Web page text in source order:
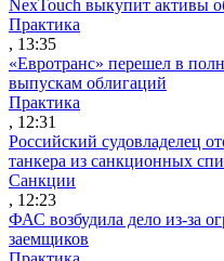
NexTouch выкупит активы
Практика
, 13:35
«Евротранс» перешел в
выпускам облигаций
Практика
, 12:31
Российский судовладелец
танкера из санкционных
Санкции
, 12:23
ФАС возбудила дело из-за
заемщиков